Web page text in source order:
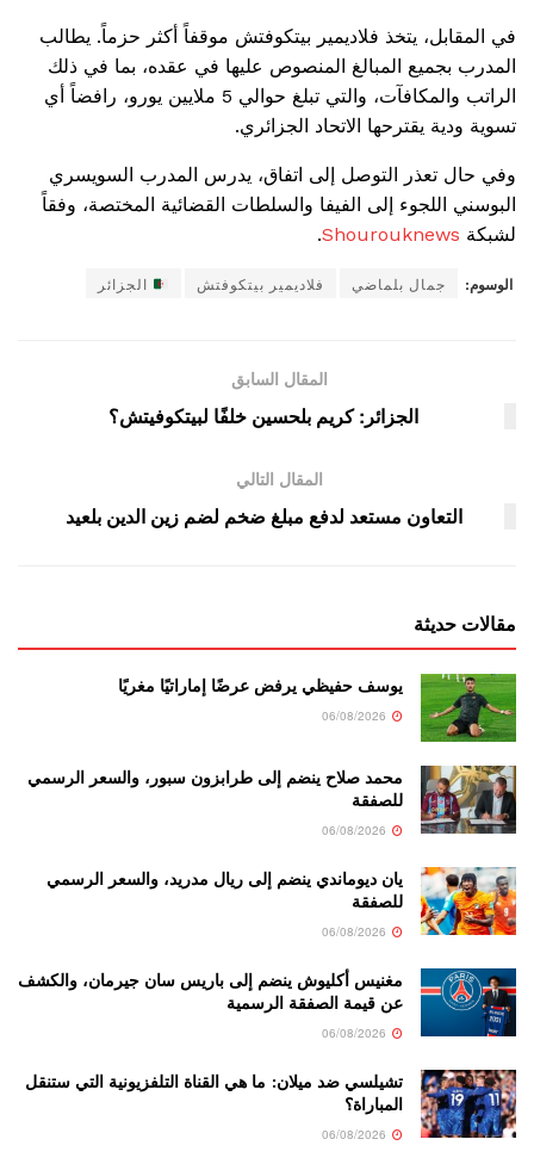
في المقابل، يتخذ فلاديمير بيتكوفتش موقفاً أكثر حزماً. يطالب
المدرب بجميع المبالغ المنصوص عليها في عقده، بما في ذلك
الراتب والمكافآت، والتي تبلغ حوالي 5 ملايين يورو، رافضاً أي
تسوية ودية يقترحها الاتحاد الجزائري.
وفي حال تعذر التوصل إلى اتفاق، يدرس المدرب السويسري
البوسني اللجوء إلى الفيفا والسلطات القضائية المختصة، وفقاً
لشبكة Shourouknews
.
الوسوم: جمال بلماضي فلاديمير بيتكوفتش الجزائر
المقال السابق
الجزائر: كريم بلحسين خلفًا لبيتكوفيتش؟
المقال التالي
التعاون مستعد لدفع مبلغ ضخم لضم زين الدين بلعيد
مقالات حديثة
يوسف حفيظي يرفض عرضًا إماراتيًا مغريًا
محمد صلاح ينضم إلى طرابزون سبور، والسعر الرسمي
للصفقة
يان ديوماندي ينضم إلى ريال مدريد، والسعر الرسمي
للصفقة
مغنيس أكليوش ينضم إلى باريس سان جيرمان، والكشف
عن قيمة الصفقة الرسمية
تشيلسي ضد ميلان: ما هي القناة التلفزيونية التي ستنقل
المباراة؟